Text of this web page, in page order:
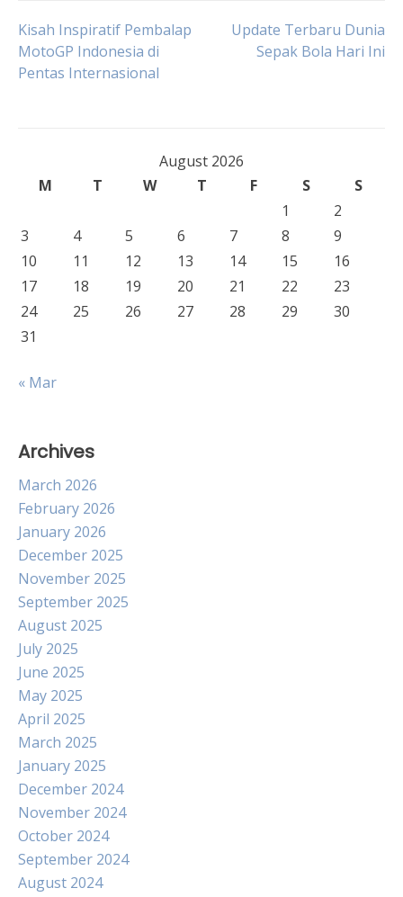
Post
navigation
Kisah Inspiratif Pembalap
MotoGP Indonesia di
Pentas Internasional
Update Terbaru Dunia
Sepak Bola Hari Ini
August 2026
M
T W T F S
S
1
2
3
4 5 6 7 8
9
10
11 12 13 14 15
16
17
18 19 20 21 22
23
24
25 26 27 28 29
30
31
« Mar
Archives
March 2026
February 2026
January 2026
December 2025
November 2025
September 2025
August 2025
July 2025
June 2025
May 2025
April 2025
March 2025
January 2025
December 2024
November 2024
October 2024
September 2024
August 2024